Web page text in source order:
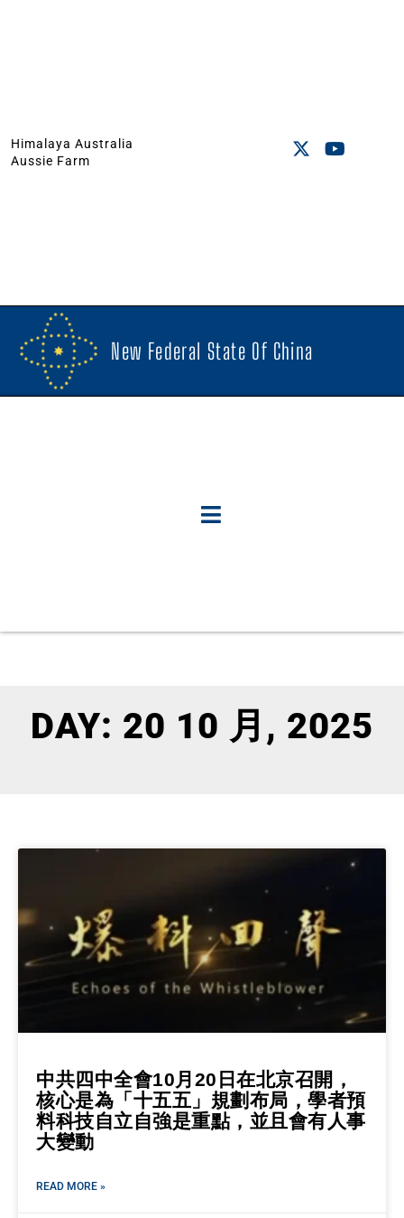
Himalaya Australia
Aussie Farm
New Federal State Of China
DAY: 20 10 月, 2025
中共四中全會10月20日在北京召開，
核心是為「十五五」規劃布局，學者預
料科技自立自強是重點，並且會有人事
大變動
READ MORE »